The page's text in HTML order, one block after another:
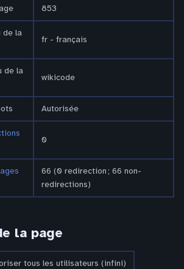
853
de la
fr - français
de la
wikicode
Autorisée
0
66 (0 redirection ; 66 non-
redirections)
la page
tous les utilisateurs (infini)